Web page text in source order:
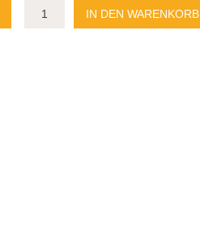
IN DEN WARENKORB